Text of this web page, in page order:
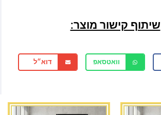
שיתוף קישור מוצר:
וואטסאפ דוא״ל